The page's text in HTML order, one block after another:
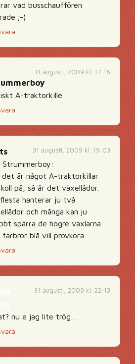
vad busschauffören
;-)
31 augusti, 2009 kl. 17:16
A-traktorkille
31 augusti, 2009 kl. 19:03
Strummerboy:
det är något A-traktorkillar
på, så är det växellådor.
hanterar ju två
och många kan ju
spärra de högre växlarna
farbror blå vill provköra.
31 augusti, 2009 kl. 22:13
nu e jag lite trög…